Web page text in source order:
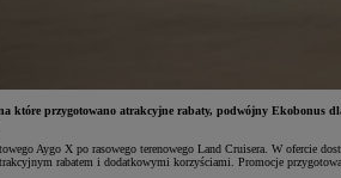
które przygotowano atrakcyjne rabaty, podwójny Ekobonus
Aygo X po rasowego terenowego Land Cruisera. W ofercie
rabatem i dodatkowymi korzyściami. Promocje